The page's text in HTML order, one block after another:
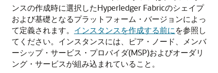
ンスの作成時に選択したHyperledger Fabricのシェイプ
および基礎となるプラットフォーム・バージョンによっ
て定義されます。 インスタンスを作成する前にを参照し
てください。インスタンスには、ピア・ノード、メンバ
ーシップ・サービス・プロバイダ(MSP)およびオーダリ
ング・サービスが組み込まれていること。